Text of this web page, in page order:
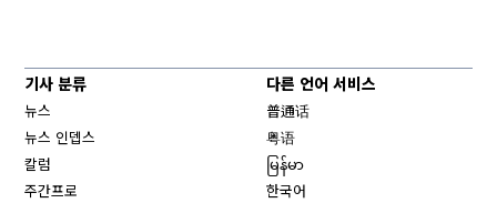
기사 분류
뉴스
뉴스 인뎁스
칼럼
주간프로
다른 언어 서비스
普通话
粤语
မြန်မာ
한국어